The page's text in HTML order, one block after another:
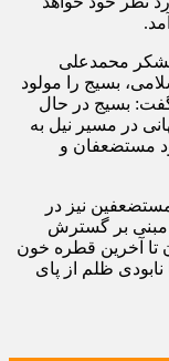
محمدعلی
بسیج را مولود
گفت: بسیج در حال
در مسیر نیل به
مستضعفان و
نیز در
مبنی بر گسترش
تا آخرین قطره خون
نابودی ظلم از پای